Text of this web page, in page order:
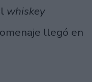
whiskey
llegó en